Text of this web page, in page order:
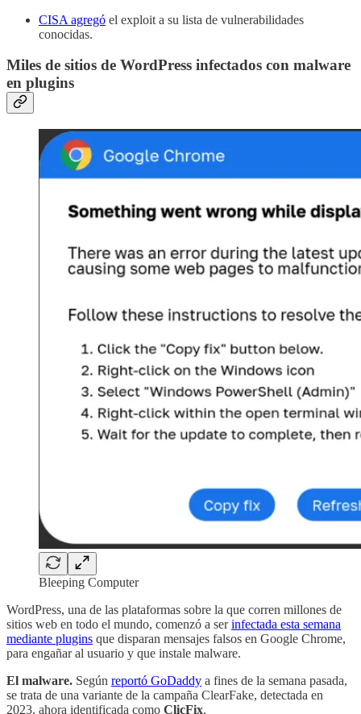
CISA agregó el exploit a su lista de vulnerabilidades
conocidas.
Miles de sitios de WordPress infectados con malware
en plugins
Bleeping Computer
WordPress, una de las plataformas sobre la que corren millones de
sitios web en todo el mundo, comenzó a serinfectada esta semana
mediante plugins que disparan mensajes falsos en Google Chrome,
para engañar al usuario y que instale malware.
El malware. Según reportó GoDaddy a fines de la semana pasada,
se trata de una variante de la campaña ClearFake, detectada en
2023, ahora identificada como ClicFix.